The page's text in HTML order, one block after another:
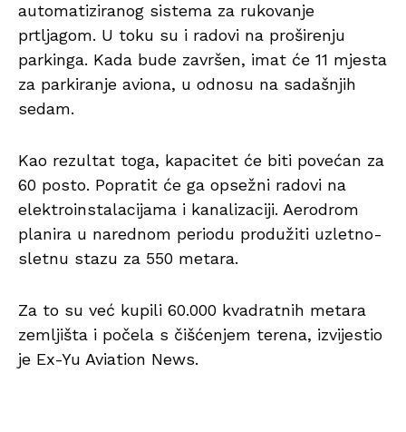
automatiziranog sistema za rukovanje
prtljagom. U toku su i radovi na proširenju
parkinga. Kada bude završen, imat će 11 mjesta
za parkiranje aviona, u odnosu na sadašnjih
sedam.
Kao rezultat toga, kapacitet će biti povećan za
60 posto. Popratit će ga opsežni radovi na
elektroinstalacijama i kanalizaciji. Aerodrom
planira u narednom periodu produžiti uzletno-
sletnu stazu za 550 metara.
Za to su već kupili 60.000 kvadratnih metara
zemljišta i počela s čišćenjem terena, izvijestio
je Ex-Yu Aviation News.